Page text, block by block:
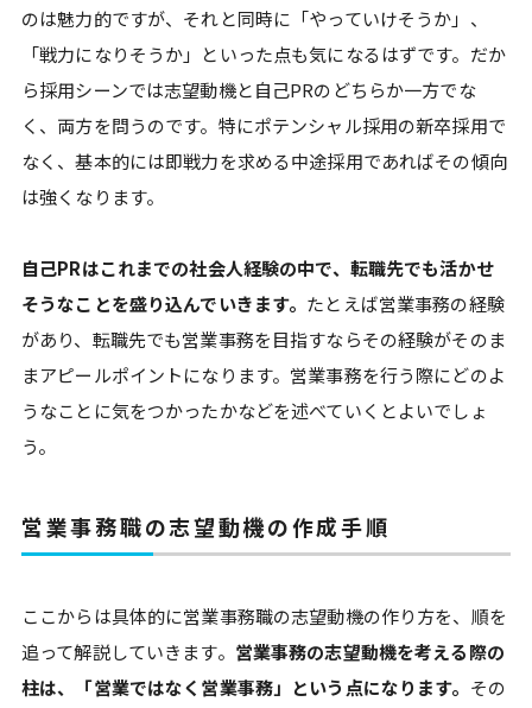
のは魅力的ですが、それと同時に「やっていけそうか」、
「戦力になりそうか」といった点も気になるはずです。だか
ら採用シーンでは志望動機と自己PRのどちらか一方でな
く、両方を問うのです。特にポテンシャル採用の新卒採用で
なく、基本的には即戦力を求める中途採用であればその傾向
は強くなります。
自己PRはこれまでの社会人経験の中で、転職先でも活かせ
そうなことを盛り込んでいきます。 たとえば営業事務の経験
があり、転職先でも営業事務を目指すならその経験がそのま
まアピールポイントになります。営業事務を行う際にどのよ
うなことに気をつかったかなどを述べていくとよいでしょ
う。
営業事務職の志望動機の作成手順
ここからは具体的に営業事務職の志望動機の作り方を、順を
追って解説していきます。 営業事務の志望動機を考える際の
柱は、「営業ではなく営業事務」という点になります。 その